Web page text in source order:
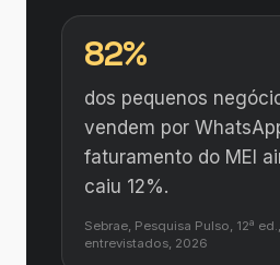
82%
dos pequenos
vendem por
faturamento do MEI
caiu 12%.
Sebrae, Pesquisa Pulso, 12ª
entrevistados, 2026